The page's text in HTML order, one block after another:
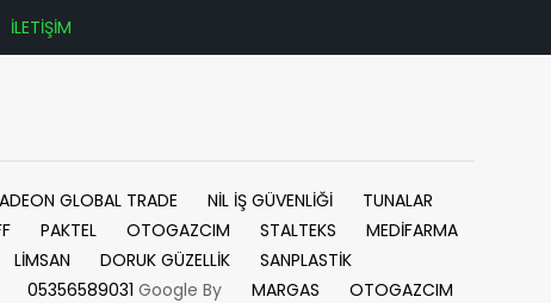
İLETİŞİM
ADEON GLOBAL TRADE NİL İŞ GÜVENLİĞİ
TUNALAR
PAKTEL OTOGAZCIM STALTEKS
MEDİFARMA
LİMSAN DORUK GÜZELLİK
SANPLASTİK
05356589031 Google By MARGAS
OTOGAZCIM